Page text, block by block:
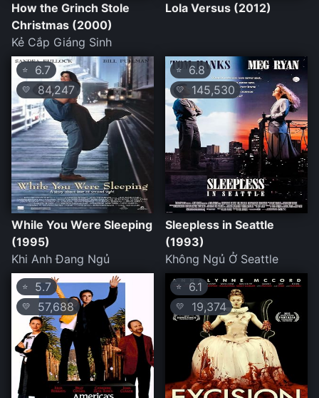
How the Grinch Stole
Christmas (2000)
Kẻ Cắp Giáng Sinh
Lola Versus (2012)
⭐ 6.7
💛 84,247
While You Were Sleeping
(1995)
Khi Anh Đang Ngủ
⭐ 6.8
💛 145,530
Sleepless in Seattle
(1993)
Không Ngủ Ở Seattle
⭐ 5.7
💛 57,688
⭐ 6.1
💛 19,374